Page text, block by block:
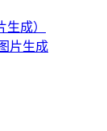
生成）
片生成